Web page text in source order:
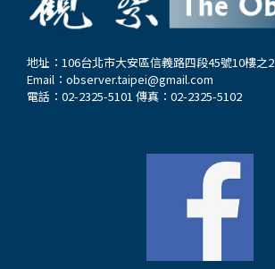
地址：106台北市大安區信義路四段45號10樓之2
Email： observer.taipei@gmail.com
電話：02-2325-5101 傳真：02-2325-5102